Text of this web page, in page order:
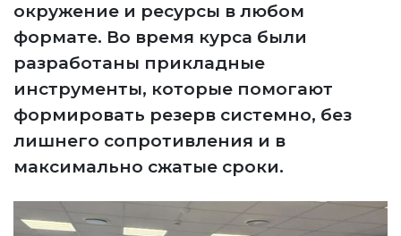
окружение и ресурсы в любом
формате. Во время курса были
разработаны прикладные
инструменты, которые помогают
формировать резерв системно, без
лишнего сопротивления и в
максимально сжатые сроки.